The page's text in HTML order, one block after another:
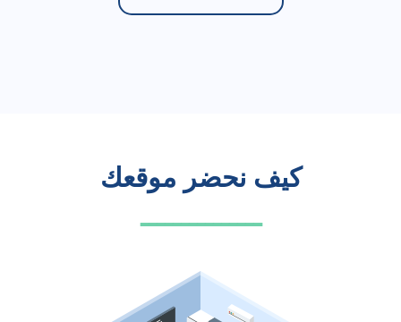
كيف نحضر موقعك
ـــــــــــــــ